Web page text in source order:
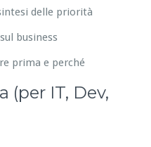
delle priorità
business
prima e perché
(per IT, Dev,